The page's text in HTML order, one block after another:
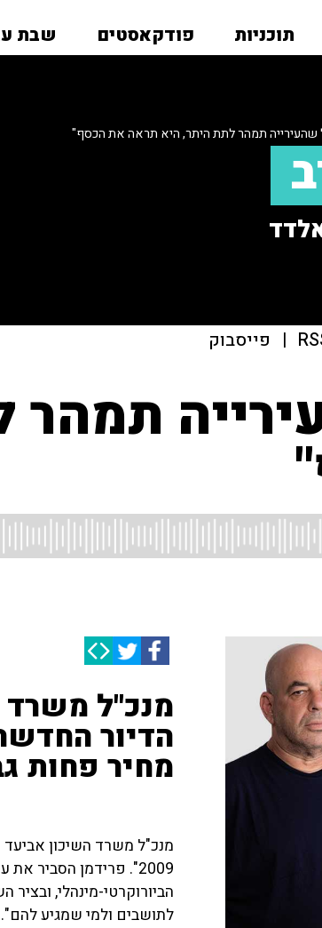
תוכניות פודקאסטים שבת
שהעירייה תמהר לתת היתר, היא תראה את הכסף"
| פייסבוק
מנכ"ל משרד
הדיור
מחיר פחות
מנכ"ל משרד השיכון
2009". פרידמן הסביר
הביורוקרטי-מינהלי,
לתושבים ולמי שמגיע